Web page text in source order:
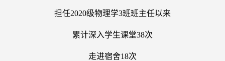
担任2020级物理学3班班主任以来
累计深入学生课堂38次
走进宿舍18次